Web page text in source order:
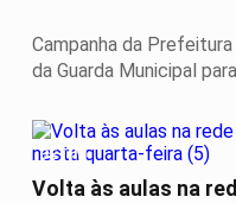
Campanha da
da Guarda Municipal
BETIM
Volta às aulas na